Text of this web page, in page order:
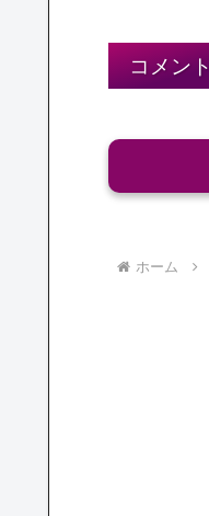
コメント
ホーム